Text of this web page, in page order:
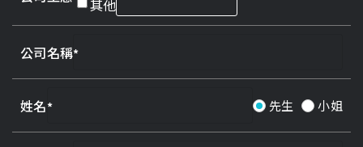
其他
公司名稱
姓名 先生 小姐